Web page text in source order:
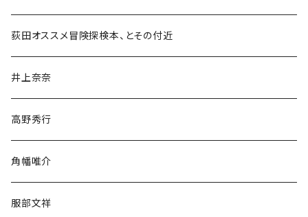
和書
文学・小説・物語
随筆・ノンフィクション・その他
荻田オススメ冒険探検本、とその付近
井上奈奈
高野秀行
角幡唯介
服部文祥